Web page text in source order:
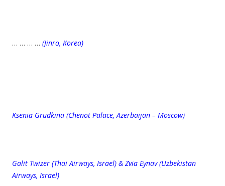
… … … … (Jinro, Korea)
Ksenia Grudkina (Chenot Palace, Azerbaijan – Moscow)
Galit Twizer (Thai Airways, Israel) & Zvia Eynav (Uzbekistan
Airways, Israel)